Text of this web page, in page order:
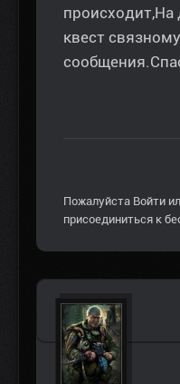
квест
Пожалуйста Войти
присоединиться к